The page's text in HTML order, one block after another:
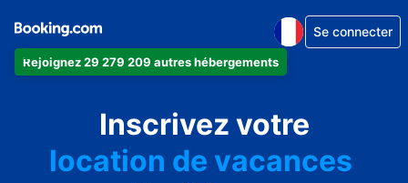
Rejoignez 29 279 209 autres hébergements
Se connecter
Inscrivez votre
appartement
hôtel
location de vacances